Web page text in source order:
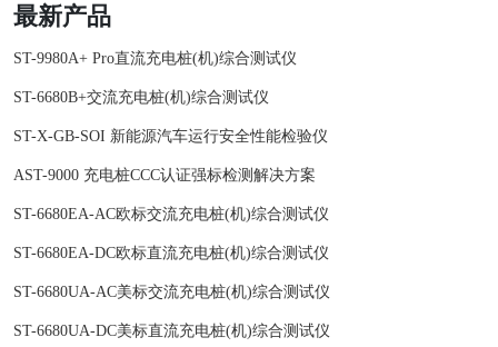
最新产品
ST-9980A+ Pro直流充电桩(机)综合测试仪
ST-6680B+交流充电桩(机)综合测试仪
ST-X-GB-SOI 新能源汽车运行安全性能检验仪
AST-9000 充电桩CCC认证强标检测解决方案
ST-6680EA-AC欧标交流充电桩(机)综合测试仪
ST-6680EA-DC欧标直流充电桩(机)综合测试仪
ST-6680UA-AC美标交流充电桩(机)综合测试仪
ST-6680UA-DC美标直流充电桩(机)综合测试仪